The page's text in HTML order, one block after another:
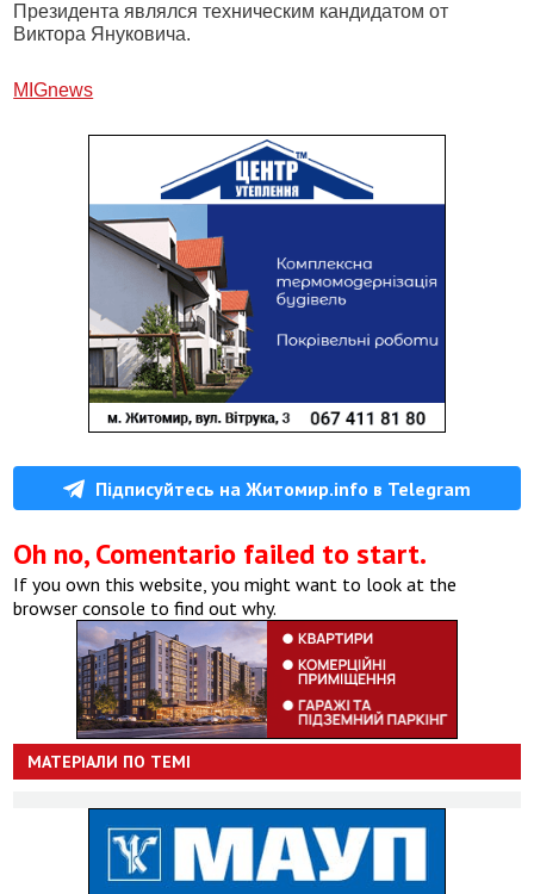
Президента являлся техническим кандидатом от
Виктора Януковича.
МIGnews
Підписуйтесь на Житомир.info в Telegram
Oh no, Comentario failed to start.
If you own this website, you might want to look at the
browser console to find out why.
МАТЕРІАЛИ ПО ТЕМІ